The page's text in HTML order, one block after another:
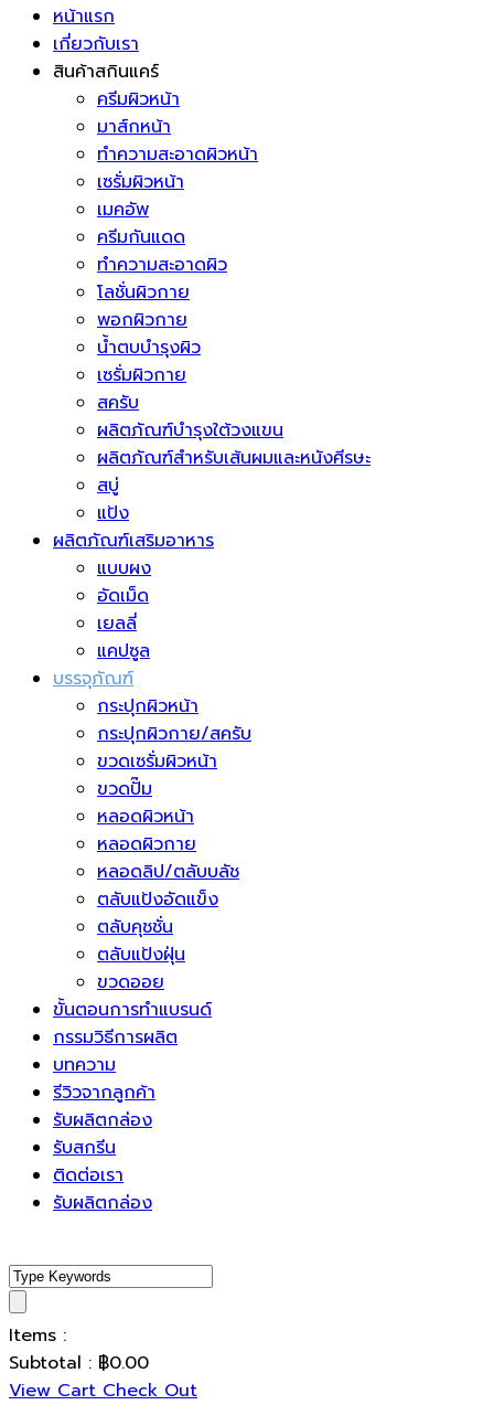
หน้าแรก
เกี่ยวกับเรา
สินค้าสกินแคร์
ครีมผิวหน้า
มาส์กหน้า
ทำความสะอาดผิวหน้า
เซรั่มผิวหน้า
เมคอัพ
ครีมกันแดด
ทำความสะอาดผิว
โลชั่นผิวกาย
พอกผิวกาย
น้ำตบบำรุงผิว
เซรั่มผิวกาย
สครับ
ผลิตภัณฑ์บำรุงใต้วงแขน
ผลิตภัณฑ์สำหรับเส้นผมและหนังศีรษะ
สบู่
แป้ง
ผลิตภัณฑ์เสริมอาหาร
แบบผง
อัดเม็ด
เยลลี่
แคปซูล
บรรจุภัณฑ์
กระปุกผิวหน้า
กระปุกผิวกาย/สครับ
ขวดเซรั่มผิวหน้า
ขวดปั๊ม
หลอดผิวหน้า
หลอดผิวกาย
หลอดลิป/ตลับบลัช
ตลับแป้งอัดแข็ง
ตลับคุชชั่น
ตลับแป้งฝุ่น
ขวดออย
ขั้นตอนการทำแบรนด์
กรรมวิธีการผลิต
บทความ
รีวิวจากลูกค้า
รับผลิตกล่อง
รับสกรีน
ติดต่อเรา
รับผลิตกล่อง
Items :
Subtotal : ฿0.00
View CartCheck Out